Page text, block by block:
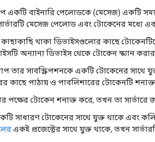
একটি বাইনারি পেলোডকে (মেসেজ) একটি
মেসেজ পেলোড এবং টোকেনের মধ্যে
কাছাকাছি থাকা ডিভাইসগুলোর কাছে
অন্যান্য ডিভাইস থেকে টোকেন স্ক্যান
তার সাবস্ক্রিপশনকে একটি টোকেনের সাথে
কাছে পাঠায় ও পাবলিশারের টোকেনটি
টোকেন শনাক্ত করে, তখন তা সার্ভারে
সাধারণ টোকেনের সাথে যুক্ত থাকে এবং
একই প্রজেক্টের সাথে যুক্ত থাকে, তখন